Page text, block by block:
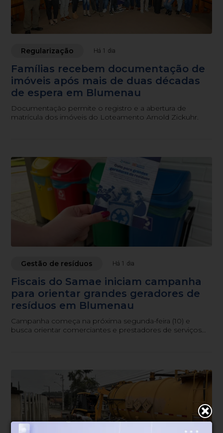
Regularização Há 1 dia
Famílias recebem documentação de
imóveis após mais de duas décadas
de espera em Blumenau
Documentação permite o registro e a abertura de
matrícula dos imóveis do Loteamento Arnold Zickuhr.
Gestão de resíduos Há 1 dia
Fiscais do Samae iniciam campanha
para orientar grandes geradores de
resíduos em Blumenau
Campanha começa na próxima segunda-feira (10) e
busca orientar comerciantes e prestadores de serviços